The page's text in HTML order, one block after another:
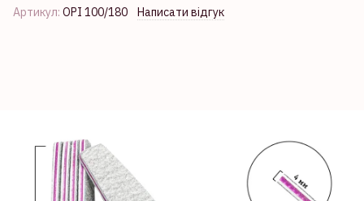
Артикул: OPI 100/180 Написати відгук